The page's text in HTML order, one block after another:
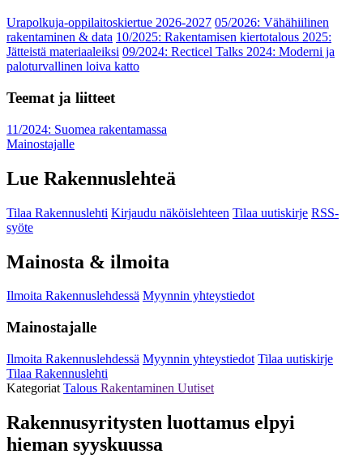
Urapolkuja-oppilaitoskiertue 2026-2027 05/2026: Vähähiilinen
rakentaminen & data 10/2025: Rakentamisen kiertotalous 2025:
Jätteistä materiaaleiksi 09/2024: Recticel Talks 2024: Moderni ja
paloturvallinen loiva katto
Teemat ja liitteet
11/2024: Suomea rakentamassa
Mainostajalle
Lue Rakennuslehteä
Tilaa Rakennuslehti Kirjaudu näköislehteen Tilaa uutiskirje RSS-
syöte
Mainosta & ilmoita
Ilmoita Rakennuslehdessä Myynnin yhteystiedot
Mainostajalle
Ilmoita Rakennuslehdessä Myynnin yhteystiedot Tilaa uutiskirje
Tilaa Rakennuslehti
Kategoriat Talous Rakentaminen Uutiset
Rakennusyritysten luottamus elpyi
hieman syyskuussa